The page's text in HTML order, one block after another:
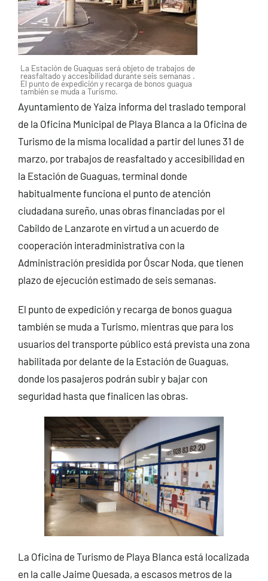
La Estación de Guaguas será objeto de trabajos de
reasfaltado y accesibilidad durante seis semanas .
El punto de expedición y recarga de bonos guagua
también se muda a Turismo.
Ayuntamiento de Yaiza informa del traslado temporal
de la Oficina Municipal de Playa Blanca a la Oficina de
Turismo de la misma localidad a partir del lunes 31 de
marzo, por trabajos de reasfaltado y accesibilidad en
la Estación de Guaguas, terminal donde
habitualmente funciona el punto de atención
ciudadana sureño, unas obras financiadas por el
Cabildo de Lanzarote en virtud a un acuerdo de
cooperación interadministrativa con la
Administración presidida por Óscar Noda, que tienen
plazo de ejecución estimado de seis semanas.
El punto de expedición y recarga de bonos guagua
también se muda a Turismo, mientras que para los
usuarios del transporte público está prevista una zona
habilitada por delante de la Estación de Guaguas,
donde los pasajeros podrán subir y bajar con
seguridad hasta que finalicen las obras.
La Oficina de Turismo de Playa Blanca está localizada
en la calle Jaime Quesada, a escasos metros de la